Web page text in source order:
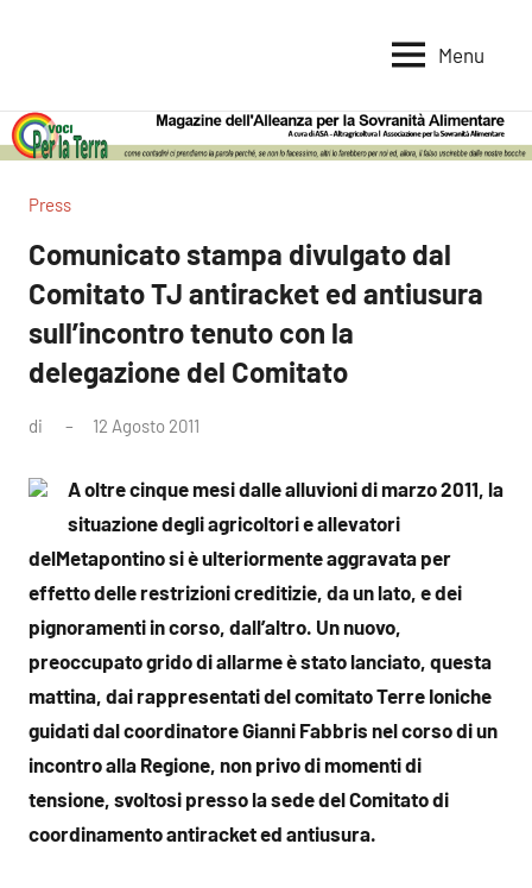
per
la
Terra
per
la
Alimentare
Menu
Press
Comunicato stampa divulgato dal
Comitato TJ antiracket ed antiusura
sull’incontro tenuto con la
delegazione del Comitato
di 12 Agosto 2011
A oltre cinque mesi dalle alluvioni di marzo 2011, la
situazione degli agricoltori e allevatori
delMetapontino si è ulteriormente aggravata per
effetto delle restrizioni creditizie, da un lato, e dei
pignoramenti in corso, dall’altro. Un nuovo,
preoccupato grido di allarme è stato lanciato, questa
mattina, dai rappresentati del comitato Terre Ioniche
guidati dal coordinatore Gianni Fabbris nel corso di un
incontro alla Regione, non privo di momenti di
tensione, svoltosi presso la sede del Comitato di
coordinamento antiracket ed antiusura.